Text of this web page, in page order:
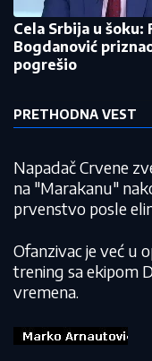
Cela Srbija u šoku:
Bogdanović
pogrešio
PRETHODNA VEST
Napadač Crvene
na "Marakanu"
prvenstvo posle
Ofanzivac je već u
trening sa ekipom
vremena.